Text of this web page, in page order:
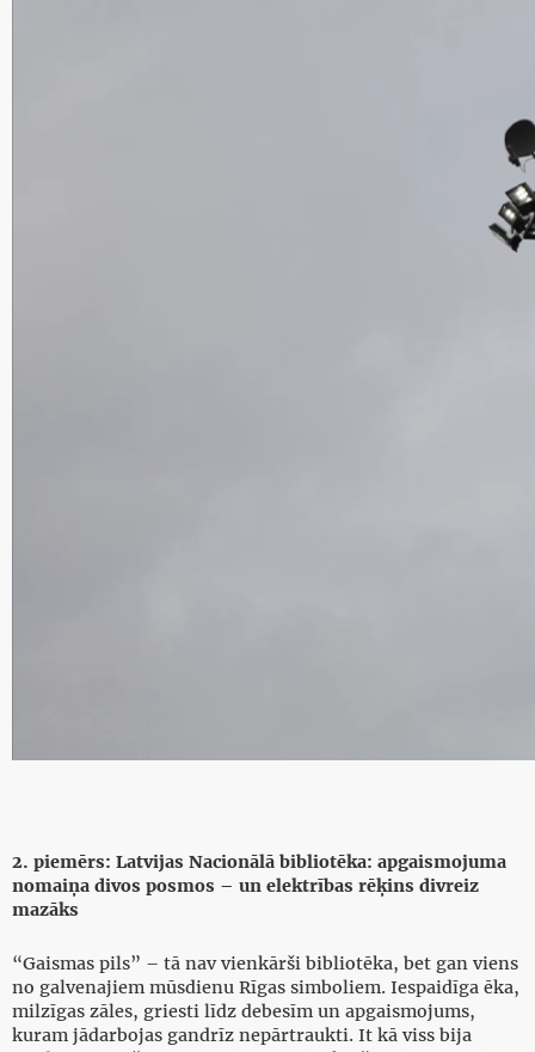
2. piemērs: Latvijas Nacionālā bibliotēka: apgaismojuma
nomaiņa divos posmos – un elektrības rēķins divreiz
mazāks
“Gaismas pils” – tā nav vienkārši bibliotēka, bet gan viens
no galvenajiem mūsdienu Rīgas simboliem. Iespaidīga ēka,
milzīgas zāles, griesti līdz debesīm un apgaismojums,
kuram jādarbojas gandrīz nepārtraukti. It kā viss bija